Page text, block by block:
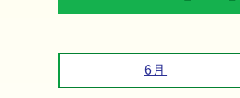
6月